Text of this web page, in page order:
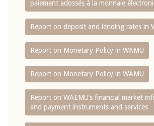
paiement adossés à la monnaie
Report on deposit and lending rates in
Report on Monetary Policy in WAMU
Report on Monetary Policy in WAMU
Report on WAEMU’s financial market
and payment instruments and services